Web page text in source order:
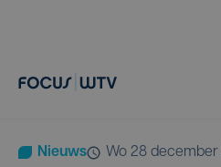
Nieuws wo 28